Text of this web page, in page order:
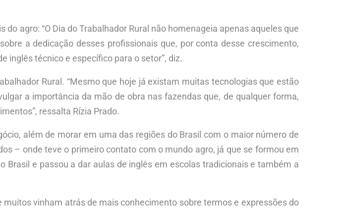
agro: “O Dia do Trabalhador Rural não homenageia apenas aqueles que
a dedicação desses profissionais que, por conta desse crescimento,
inglês técnico e específico para o setor”, diz.
Rural. “Mesmo que hoje já existam muitas tecnologias que estão
a importância da mão de obra nas fazendas que, de qualquer forma,
ressalta Rízia Prado.
além de morar em uma das regiões do Brasil com o maior número de
– onde teve o primeiro contato com o mundo agro, já que se formou em
e passou a dar aulas de inglês em escolas tradicionais e também a
vinham atrás de mais conhecimento sobre termos e expressões do